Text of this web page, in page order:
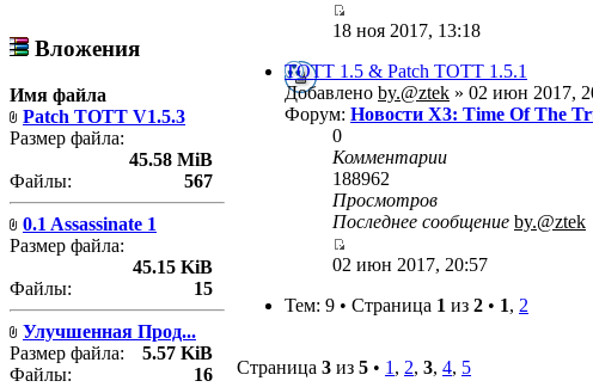
Вложения
Имя файла
Patch TOTT V1.5.3
Размер файла:
45.58 MiB
Файлы:
567
0.1 Assassinate 1
Размер файла:
45.15 KiB
Файлы:
15
Улучшенная Прод...
Размер файла:
5.57 KiB
Файлы:
16
18 ноя 2017, 13:18
TOTT 1.5 & Patch TOTT 1.5.1
Добавлено by.@ztek » 02 июн 2017,
Форум: Новости X3: Time Of The
0
Комментарии
188962
Просмотров
Последнее сообщение by.@ztek
02 июн 2017, 20:57
Тем: 9 • Страница 1 из 2 • 1, 2
Страница 3 из 5 • 1 , 2, 3, 4, 5